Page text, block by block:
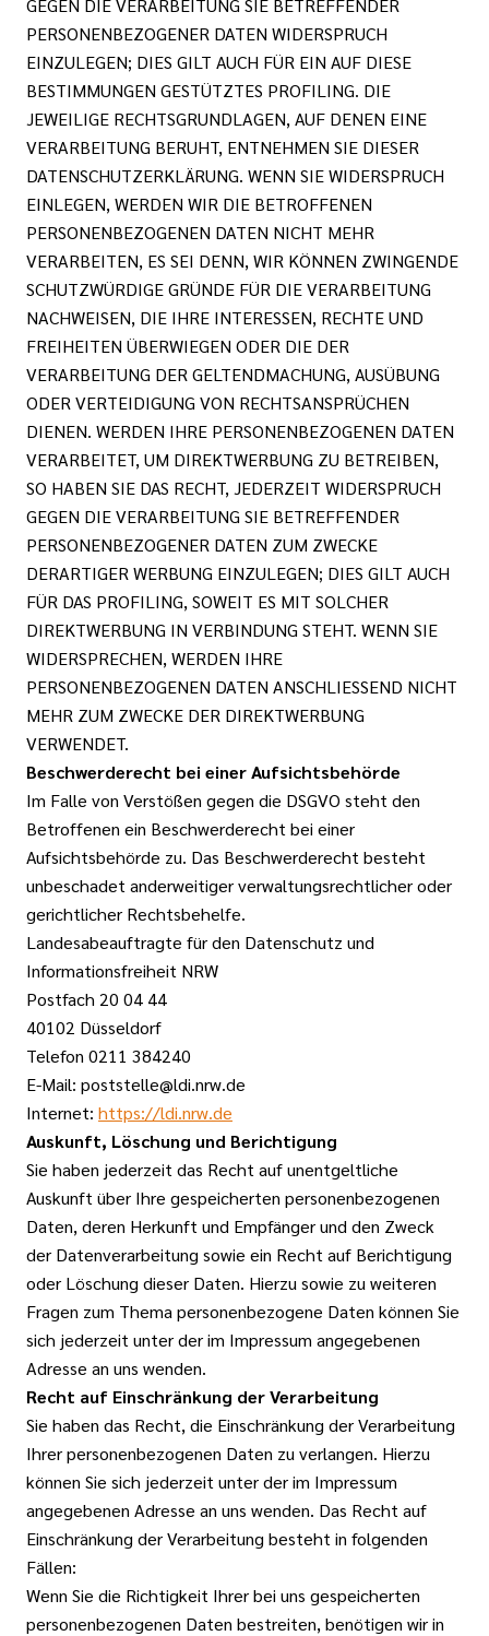
GEGEN DIE VERARBEITUNG SIE BETREFFENDER
PERSONENBEZOGENER DATEN WIDERSPRUCH
EINZULEGEN; DIES GILT AUCH FÜR EIN AUF DIESE
BESTIMMUNGEN GESTÜTZTES PROFILING. DIE
JEWEILIGE RECHTSGRUNDLAGEN, AUF DENEN EINE
VERARBEITUNG BERUHT, ENTNEHMEN SIE DIESER
DATENSCHUTZERKLÄRUNG. WENN SIE WIDERSPRUCH
EINLEGEN, WERDEN WIR DIE BETROFFENEN
PERSONENBEZOGENEN DATEN NICHT MEHR
VERARBEITEN, ES SEI DENN, WIR KÖNNEN ZWINGENDE
SCHUTZWÜRDIGE GRÜNDE FÜR DIE VERARBEITUNG
NACHWEISEN, DIE IHRE INTERESSEN, RECHTE UND
FREIHEITEN ÜBERWIEGEN ODER DIE DER
VERARBEITUNG DER GELTENDMACHUNG, AUSÜBUNG
ODER VERTEIDIGUNG VON RECHTSANSPRÜCHEN
DIENEN. WERDEN IHRE PERSONENBEZOGENEN DATEN
VERARBEITET, UM DIREKTWERBUNG ZU BETREIBEN,
SO HABEN SIE DAS RECHT, JEDERZEIT WIDERSPRUCH
GEGEN DIE VERARBEITUNG SIE BETREFFENDER
PERSONENBEZOGENER DATEN ZUM ZWECKE
DERARTIGER WERBUNG EINZULEGEN; DIES GILT AUCH
FÜR DAS PROFILING, SOWEIT ES MIT SOLCHER
DIREKTWERBUNG IN VERBINDUNG STEHT. WENN SIE
WIDERSPRECHEN, WERDEN IHRE
PERSONENBEZOGENEN DATEN ANSCHLIESSEND NICHT
MEHR ZUM ZWECKE DER DIREKTWERBUNG
VERWENDET.
Beschwerderecht bei einer Aufsichtsbehörde
Im Falle von Verstößen gegen die DSGVO steht den
Betroffenen ein Beschwerderecht bei einer
Aufsichtsbehörde zu. Das Beschwerderecht besteht
unbeschadet anderweitiger verwaltungsrechtlicher oder
gerichtlicher Rechtsbehelfe.
Landesabeauftragte für den Datenschutz und
Informationsfreiheit NRW
Postfach 20 04 44
40102 Düsseldorf
Telefon 0211 384240
E-Mail: poststelle@ldi.nrw.de
Internet: https://ldi.nrw.de
Auskunft, Löschung und Berichtigung
Sie haben jederzeit das Recht auf unentgeltliche
Auskunft über Ihre gespeicherten personenbezogenen
Daten, deren Herkunft und Empfänger und den Zweck
der Datenverarbeitung sowie ein Recht auf Berichtigung
oder Löschung dieser Daten. Hierzu sowie zu weiteren
Fragen zum Thema personenbezogene Daten können Sie
sich jederzeit unter der im Impressum angegebenen
Adresse an uns wenden.
Recht auf Einschränkung der Verarbeitung
Sie haben das Recht, die Einschränkung der Verarbeitung
Ihrer personenbezogenen Daten zu verlangen. Hierzu
können Sie sich jederzeit unter der im Impressum
angegebenen Adresse an uns wenden. Das Recht auf
Einschränkung der Verarbeitung besteht in folgenden
Fällen:
Wenn Sie die Richtigkeit Ihrer bei uns gespeicherten
personenbezogenen Daten bestreiten, benötigen wir in